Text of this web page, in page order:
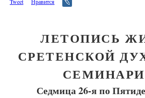
ЛЕТОПИСЬ
СРЕТЕНСКОЙ
Седмица 26-я по